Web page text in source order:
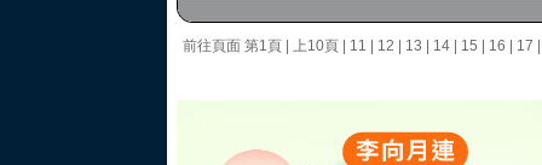
前往頁面 第1頁 上10頁 11 12 13 14 15 16 17